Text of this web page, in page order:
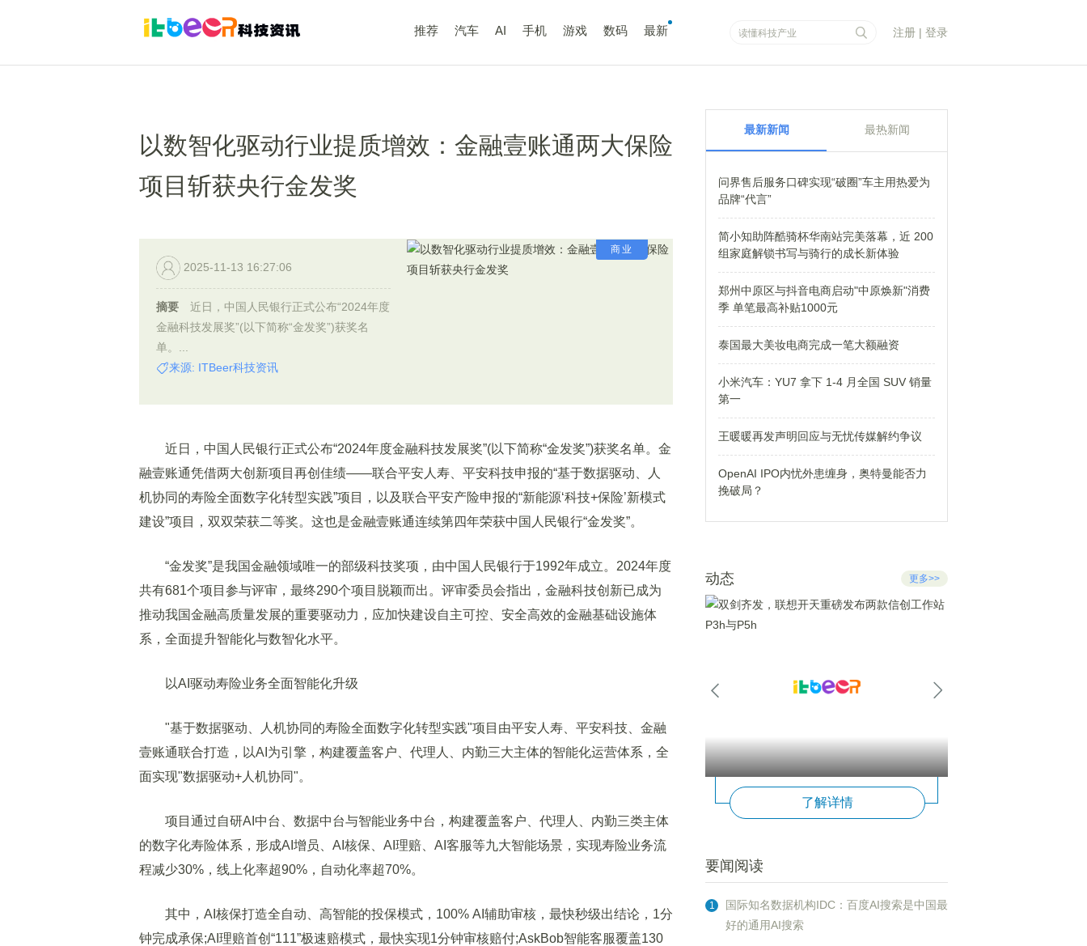
推荐 汽车 AI 手机 游戏 数码 最新 注册 | 登录
以数智化驱动行业提质增效：金融壹账通两大保险
项目斩获央行金发奖
商业
2025-11-13 16:27:06
摘要
近日，中国人民银行正式公布“2024年度
金融科技发展奖”(以下简称“金发奖”)获奖名
单。...
来源: ITBeer科技资讯
近日，中国人民银行正式公布“2024年度金融科技发展奖”(以下简称“金发奖”)获奖名单。金
融壹账通凭借两大创新项目再创佳绩——联合平安人寿、平安科技申报的“基于数据驱动、人
机协同的寿险全面数字化转型实践”项目，以及联合平安产险申报的“新能源‘科技+保险’新模式
建设”项目，双双荣获二等奖。这也是金融壹账通连续第四年荣获中国人民银行“金发奖”。
“金发奖”是我国金融领域唯一的部级科技奖项，由中国人民银行于1992年成立。2024年度
共有681个项目参与评审，最终290个项目脱颖而出。评审委员会指出，金融科技创新已成为
推动我国金融高质量发展的重要驱动力，应加快建设自主可控、安全高效的金融基础设施体
系，全面提升智能化与数智化水平。
以AI驱动寿险业务全面智能化升级
"基于数据驱动、人机协同的寿险全面数字化转型实践"项目由平安人寿、平安科技、金融
壹账通联合打造，以AI为引擎，构建覆盖客户、代理人、内勤三大主体的智能化运营体系，全
面实现"数据驱动+人机协同"。
项目通过自研AI中台、数据中台与智能业务中台，构建覆盖客户、代理人、内勤三类主体
的数字化寿险体系，形成AI增员、AI核保、AI理赔、AI客服等九大智能场景，实现寿险业务流
程减少30%，线上化率超90%，自动化率超70%。
其中，AI核保打造全自动、高智能的投保模式，100% AI辅助审核，最快秒级出结论，1分
钟完成承保;AI理赔首创“111”极速赔模式，最快实现1分钟审核赔付;AskBob智能客服覆盖130
最新新闻 最热新闻
问界售后服务口碑实现“破圈”车主用热爱为
品牌“代言”
简小知助阵酷骑杯华南站完美落幕，近 200
组家庭解锁书写与骑行的成长新体验
郑州中原区与抖音电商启动"中原焕新"消费
季 单笔最高补贴1000元
泰国最大美妆电商完成一笔大额融资
小米汽车：YU7 拿下 1-4 月全国 SUV 销量
第一
王暖暖再发声明回应与无忧传媒解约争议
OpenAI IPO内忧外患缠身，奥特曼能否力
挽破局？
动态 更多>>
了解详情
要闻阅读
1
国际知名数据机构IDC：百度AI搜索是中国最
好的通用AI搜索